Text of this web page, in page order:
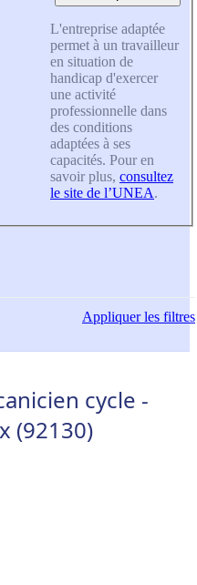
L'entreprise adaptée
permet à un travailleur
en situation de
handicap d'exercer
une activité
professionnelle dans
des conditions
adaptées à ses
capacités. Pour en
savoir plus, consultez
le site de l’UNEA.
Appliquerles filtres
cycle -
(92130)